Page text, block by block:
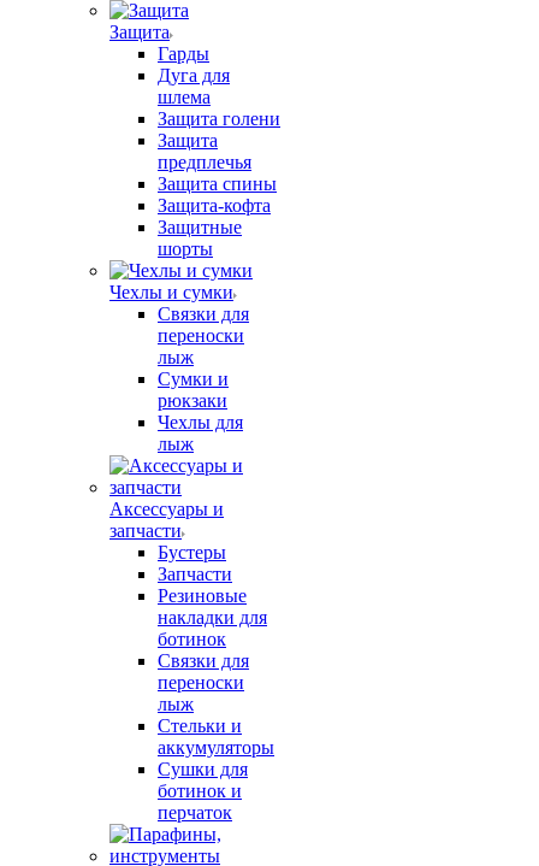
Защита
Гарды
Дуга для
шлема
Защита голени
Защита
предплечья
Защита спины
Защита-кофта
Защитные
шорты
Чехлы и сумки
Связки для
переноски
лыж
Сумки и
рюкзаки
Чехлы для
лыж
Аксессуары и
запчасти
Бустеры
Запчасти
Резиновые
накладки для
ботинок
Связки для
переноски
лыж
Стельки и
аккумуляторы
Сушки для
ботинок и
перчаток